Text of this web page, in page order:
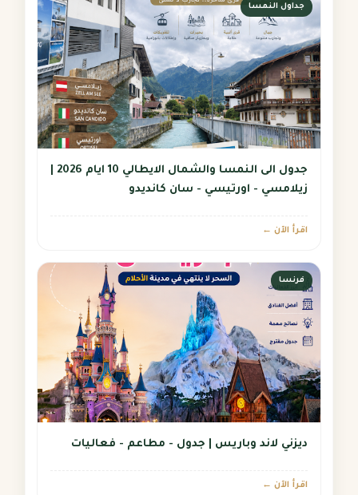
جداول النمسا
زيلامسي - اورتيسي - سان كانديدو
اقرأ الآن ←
فرنسا
ديزني لاند وباريس | جدول - مطاعم - فعاليات
اقرأ الآن ←